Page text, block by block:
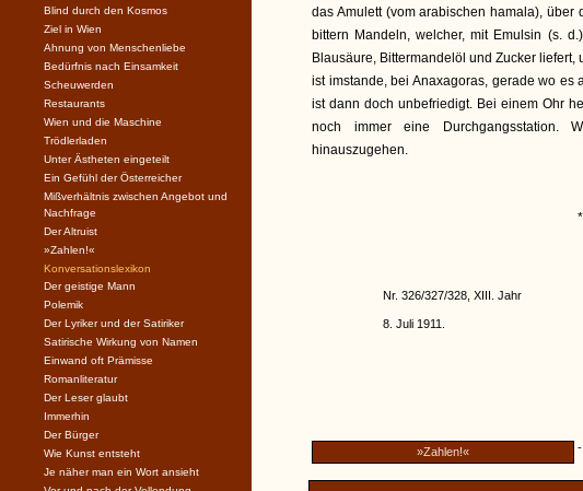
das Amulett (vom arabischen hamala),
bittern Mandeln, welcher, mit Emulsin (s.
Blausäure, Bittermandelöl und Zucker
ist imstande, bei Anaxagoras, gerade wo es
ist dann doch unbefriedigt. Bei einem Ohr
noch immer eine
hinauszugehen.
*
Nr. 326/327/328, XIII. Jahr
8. Juli 1911.
»Zahlen!« -
Blind durch den Kosmos
Ziel in Wien
Ahnung von Menschenliebe
Bedürfnis nach Einsamkeit
Scheuwerden
Restaurants
Wien und die Maschine
Trödlerladen
Unter Ästheten eingeteilt
Ein Gefühl der Österreicher
Mißverhältnis zwischen Angebot und
Nachfrage
Der Altruist
»Zahlen!«
Konversationslexikon
Der geistige Mann
Polemik
Der Lyriker und der Satiriker
Satirische Wirkung von Namen
Einwand oft Prämisse
Romanliteratur
Der Leser glaubt
Immerhin
Der Bürger
Wie Kunst entsteht
Je näher man ein Wort ansieht